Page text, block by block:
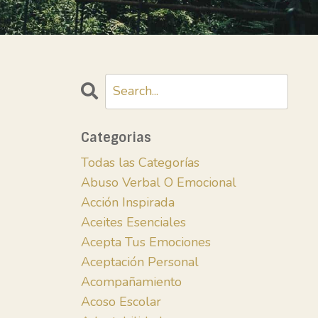
Categorias
Todas las Categorías
Abuso Verbal O Emocional
Acción Inspirada
Aceites Esenciales
Acepta Tus Emociones
Aceptación Personal
Acompañamiento
Acoso Escolar